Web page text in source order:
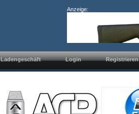
Anzeige:
Ladengeschäft Login Registrieren